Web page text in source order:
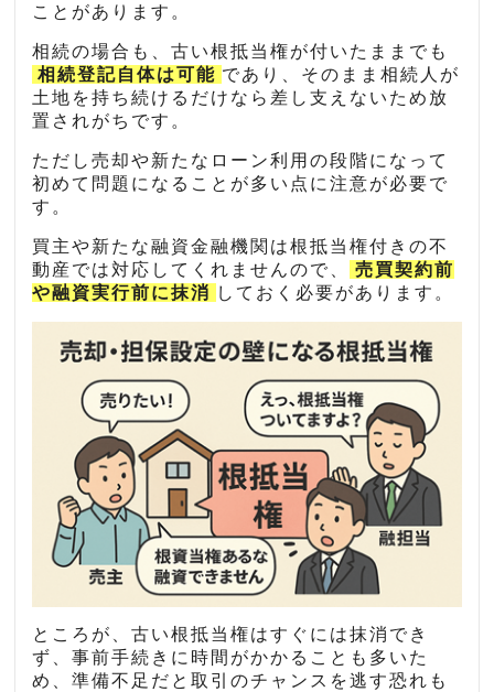
ことがあります。
相続の場合も、古い根抵当権が付いたままでも
相続登記自体は可能 であり、そのまま相続人が
土地を持ち続けるだけなら差し支えないため放
置されがちです。
ただし売却や新たなローン利用の段階になって
初めて問題になることが多い点に注意が必要で
す。
買主や新たな融資金融機関は根抵当権付きの不
動産では対応してくれませんので、
売買契約前
や融資実行前に抹消 しておく必要があります。
ところが、古い根抵当権はすぐには抹消でき
ず、事前手続きに時間がかかることも多いた
め、準備不足だと取引のチャンスを逃す恐れも